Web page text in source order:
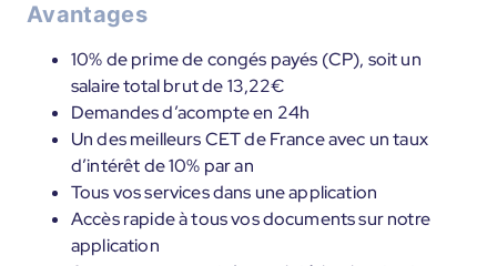
Avantages
10% de prime de congés payés (CP), soit un
salaire total brut de 13,22€
Demandes d’acompte en 24h
Un des meilleurs CET de France avec un taux
d’intérêt de 10% par an
Tous vos services dans une application
Accès rapide à tous vos documents sur notre
application